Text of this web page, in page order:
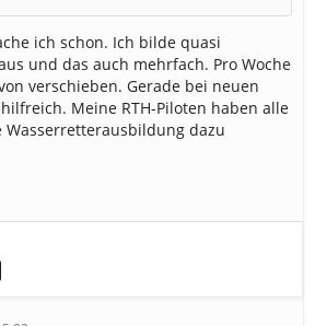
ich schon. Ich bilde quasi
und das auch mehrfach. Pro Woche
verschieben. Gerade bei neuen
Meine RTH-Piloten haben alle
dazu